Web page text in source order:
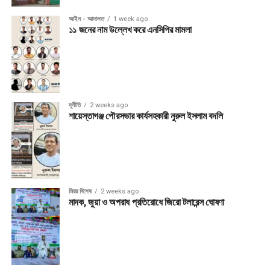
আইন - আদালত 1 week ago
১১ জনের নাম উল্লেখ করে এনসিপির মামলা
দূর্নীতি 2 weeks ago
শায়েস্তাগঞ্জ পৌরসভার কার্যসহকারী নুরুল ইসলাম বদলি
মিরর বিশেষ 2 weeks ago
মাদক, জুয়া ও অপরাধ প্রতিরোধে জিরো টলারেন্স ঘোষণা